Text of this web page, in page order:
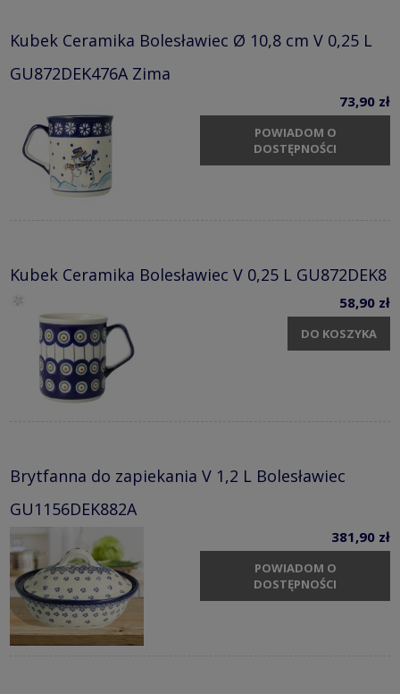
Kubek Ceramika Bolesławiec Ø 10,8 cm V 0,25 L
GU872DEK476A Zima
73,90 zł
POWIADOM O
DOSTĘPNOŚCI
Kubek Ceramika Bolesławiec V 0,25 L GU872DEK8
58,90 zł
DO KOSZYKA
Brytfanna do zapiekania V 1,2 L Bolesławiec
GU1156DEK882A
381,90 zł
POWIADOM O
DOSTĘPNOŚCI